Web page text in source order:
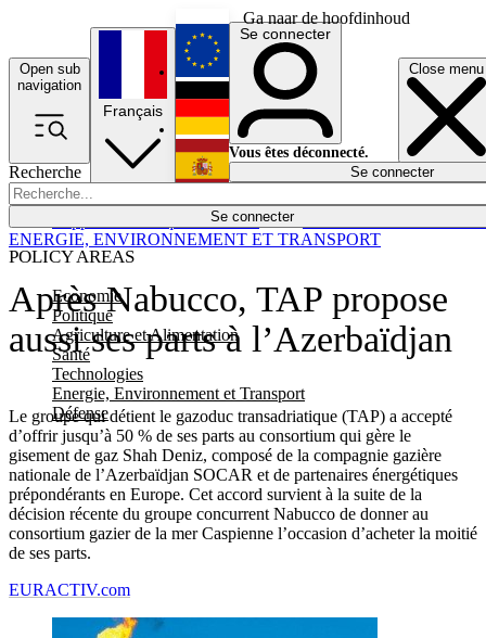
Ga naar de hoofdinhoud
Open sub
navigation
Close menu
Recherche
Se connecter
POLICY AREAS
Economie
Politique
Agriculture et Alimentation
Santé
Technologies
Energie, Environnement et Transport
Défense
Économie
Français
English
Deutsch
Español
Se connecter
Vous êtes déconnecté.
Se connecter
Après Nabucco, TAP propose
aussi ses parts à l’Azerbaïdjan
Le groupe qui détient le gazoduc transadriatique (TAP) a accepté
d’offrir jusqu’à 50 % de ses parts au consortium qui gère le
gisement de gaz Shah Deniz, composé de la compagnie gazière
nationale de l’Azerbaïdjan SOCAR et de partenaires énergétiques
prépondérants en Europe. Cet accord survient à la suite de la
décision récente du groupe concurrent Nabucco de donner au
consortium gazier de la mer Caspienne l’occasion d’acheter la moitié
de ses parts.
ENERGIE, ENVIRONNEMENT ET TRANSPORT
EURACTIV.com